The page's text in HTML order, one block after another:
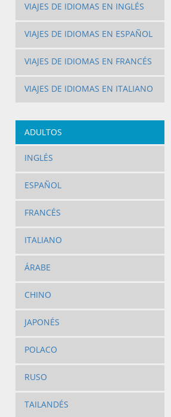
VIAJES DE IDIOMAS EN INGLÉS
VIAJES DE IDIOMAS EN ESPAÑOL
VIAJES DE IDIOMAS EN FRANCÉS
VIAJES DE IDIOMAS EN ITALIANO
ADULTOS
INGLÉS
ESPAÑOL
FRANCÉS
ITALIANO
ÁRABE
CHINO
JAPONÉS
POLACO
RUSO
TAILANDÉS